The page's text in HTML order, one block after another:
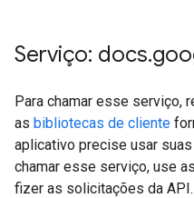
Serviço: docs.
Para chamar esse serviço,
as bibliotecas de cliente
aplicativo precise usar
chamar esse serviço, use
fizer as solicitações da API.